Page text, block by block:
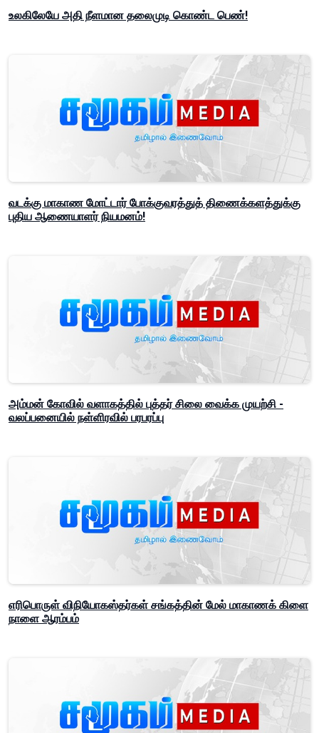
உலகிலேயே அதி நீளமான தலைமுடி கொண்ட பெண்!
வடக்கு மாகாண மோட்டார் போக்குவரத்துத் திணைக்களத்துக்கு
புதிய ஆணையாளர் நியமனம்!
அம்மன் கோவில் வளாகத்தில் புத்தர் சிலை வைக்க முயற்சி -
வலப்பனையில் நள்ளிரவில் பரபரப்பு
எரிபொருள் விநியோகஸ்தர்கள் சங்கத்தின் மேல் மாகாணக் கிளை
நாளை ஆரம்பம்